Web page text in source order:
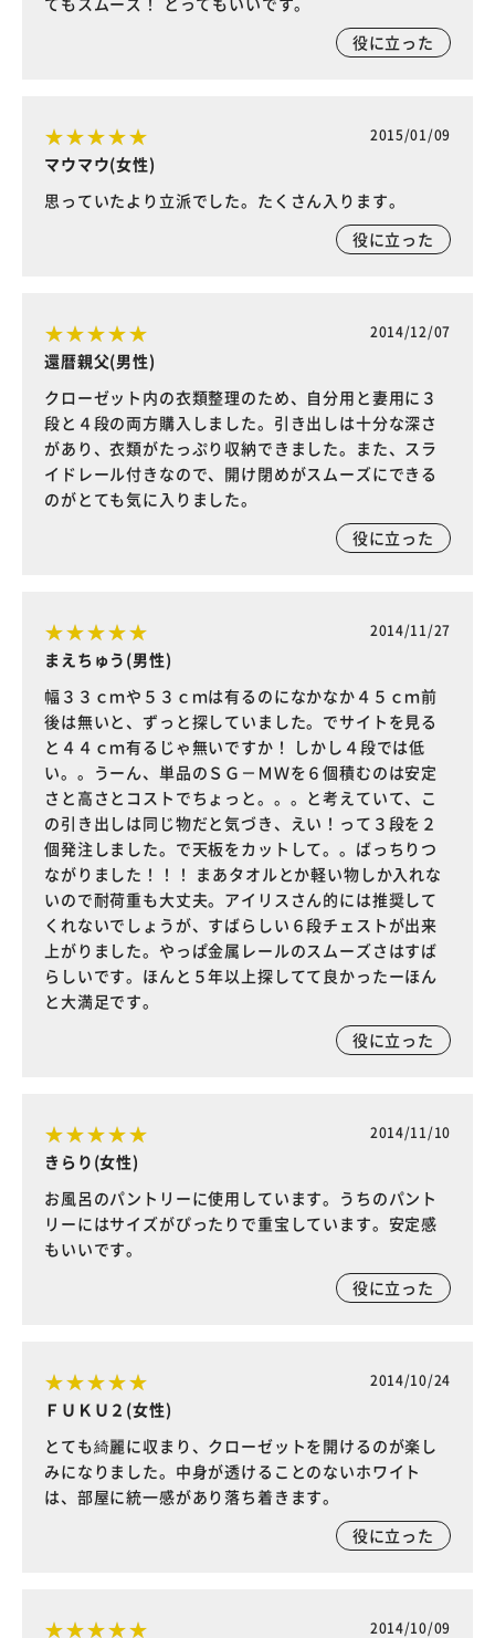
役に立った
2015/01/09
マウマウ(女性)
思っていたより立派でした。たくさん入ります。
役に立った
2014/12/07
還暦親父(男性)
クローゼット内の衣類整理のため、自分用と妻用に３
段と４段の両方購入しました。引き出しは十分な深さ
があり、衣類がたっぷり収納できました。また、スラ
イドレール付きなので、開け閉めがスムーズにできる
のがとても気に入りました。
役に立った
2014/11/27
まえちゅう(男性)
幅３３ｃｍや５３ｃｍは有るのになかなか４５ｃｍ前
後は無いと、ずっと探していました。でサイトを見る
と４４ｃｍ有るじゃ無いですか！ しかし４段では低
い。。うーん、単品のＳＧ－ＭＷを６個積むのは安定
さと高さとコストでちょっと。。。と考えていて、こ
の引き出しは同じ物だと気づき、えい！って３段を２
個発注しました。で天板をカットして。。ばっちりつ
ながりました！！！ まあタオルとか軽い物しか入れな
いので耐荷重も大丈夫。アイリスさん的には推奨して
くれないでしょうが、すばらしい６段チェストが出来
上がりました。やっぱ金属レールのスムーズさはすば
らしいです。ほんと５年以上探してて良かったーほん
と大満足です。
役に立った
2014/11/10
きらり(女性)
お風呂のパントリーに使用しています。うちのパント
リーにはサイズがぴったりで重宝しています。安定感
もいいです。
役に立った
2014/10/24
ＦＵＫＵ２(女性)
とても綺麗に収まり、クローゼットを開けるのが楽し
みになりました。中身が透けることのないホワイト
は、部屋に統一感があり落ち着きます。
役に立った
2014/10/09